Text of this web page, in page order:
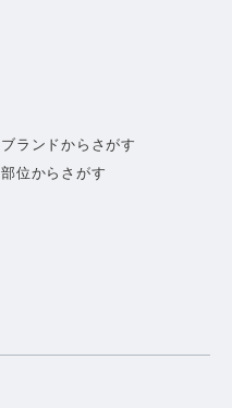
ブランドからさがす
部位からさがす